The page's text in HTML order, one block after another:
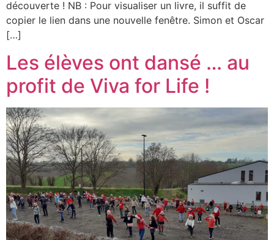
découverte ! NB : Pour visualiser un livre, il suffit de
copier le lien dans une nouvelle fenêtre. Simon et Oscar
[…]
Les élèves ont dansé … au
profit de Viva for Life !